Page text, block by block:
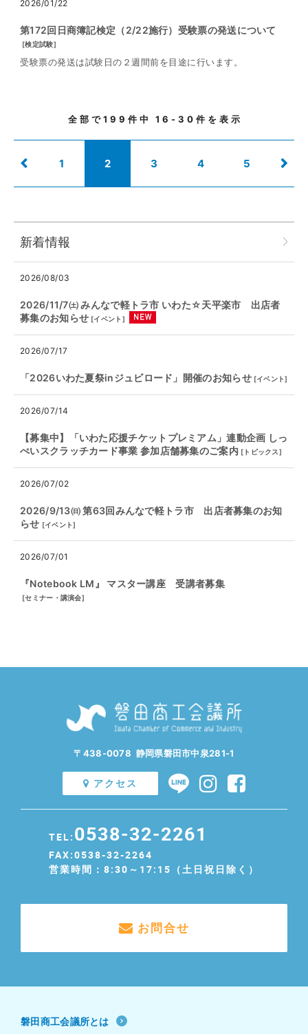
2026/01/22
第172回日商簿記検定（2/22施行）受験票の発送について
[検定試験]
受験票の発送は試験日の２週間前を目途に行います。
全部で199 件中16-30 件を表示
1 2 3 4 5
新着情報
2026/08/03
2026/11/7㈯ みんなで軽トラ市 いわた☆天平楽市 出店者
募集のお知らせ [イベント ]
2026/07/17
「2026いわた夏祭inジュビロード」開催のお知らせ [イベント]
2026/07/14
【募集中】「いわた応援チケットプレミアム」連動企画 しっ
ぺいスクラッチカード事業 参加店舗募集のご案内 [ トピックス]
2026/07/02
2026/9/13㈰ 第63回みんなで軽トラ市 出店者募集のお知
らせ [イベント]
2026/07/01
『Notebook LM』 マスター講座 受講者募集
[セミナー・講演会]
〒438-0078 静岡県磐田市中泉281-1
アクセス
TEL: 0538-32-2261
FAX:0538-32-2264
営業時間：8:30～17:15（土日祝日除く）
お問合せ
磐田商工会議所とは